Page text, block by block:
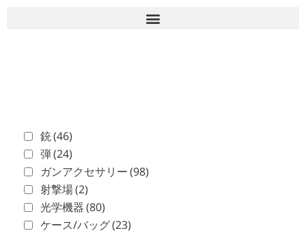
銃(46)
弾(24)
ガンアクセサリー(98)
射撃場(2)
光学機器(80)
ケース/バッグ(23)